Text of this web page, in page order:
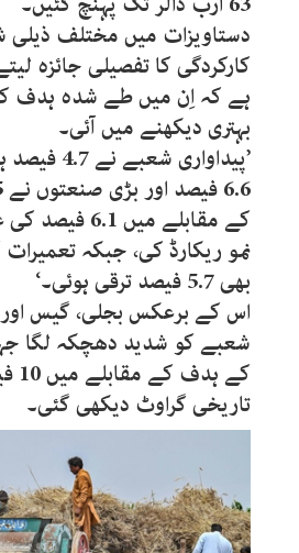
دستاویزات میں مختلف
کارکردگی کا تفصیلی جائزہ
ہے کہ اِن میں طے شدہ ہدف
بہتری دیکھنے میں آئی۔
’پیداواری
کے مقابلے میں
نمو ریکارڈ کی، جبکہ
بھی 5.7 فیصد ترقی ہوئی۔‘
اس کے برعکس بجلی، گیس اور
کے
تاریخی گراوٹ دیکھی گئی۔